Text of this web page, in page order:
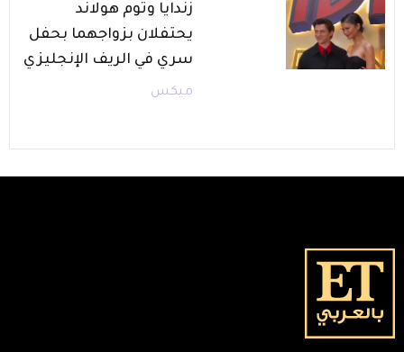
زندايا وتوم هولاند
يحتفلان بزواجهما بحفل
سري في الريف الإنجليزي
ميكس